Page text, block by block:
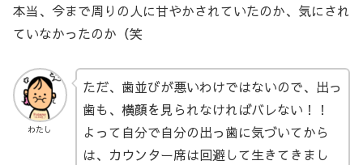
本当、今まで周りの人に甘やかされていたのか、気にされ
ていなかったのか（笑
わたし
ただ、歯並びが悪いわけではないので、出っ
歯も、横顔を見られなければバレない！！
よって自分で自分の出っ歯に気づいてから
は、カウンター席は回避して生きてきまし